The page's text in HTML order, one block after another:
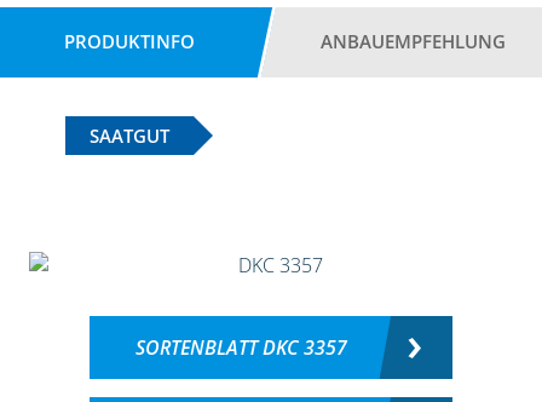
PRODUKTINFO ANBAUEMPFEHLUNG
SAATGUT
SORTENBLATT DKC 3357